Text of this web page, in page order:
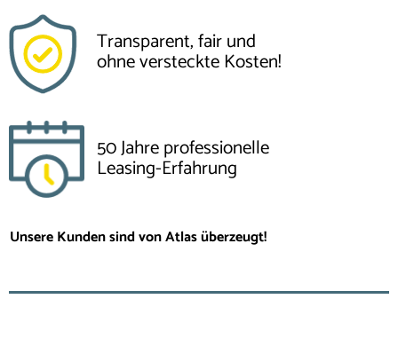
Transparent, fair und
ohne versteckte Kosten!
50 Jahre professionelle
Leasing-Erfahrung
Unsere Kunden sind von Atlas überzeugt!